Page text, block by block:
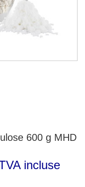
600 g MHD
incluse